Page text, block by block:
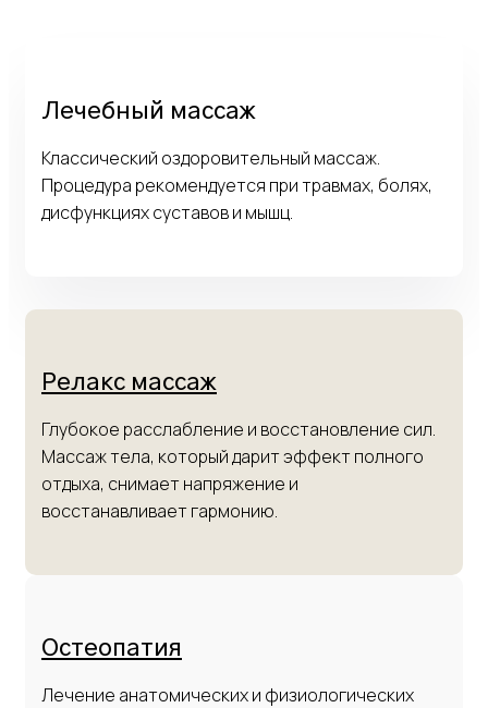
Лечебный массаж
Классический оздоровительный массаж.
Процедура рекомендуется при травмах, болях,
дисфункциях суставов и мышц.
Релакс массаж
Глубокое расслабление и восстановление сил.
Массаж тела, который дарит эффект полного
отдыха, снимает напряжение и
восстанавливает гармонию.
Остеопатия
Лечение анатомических и физиологических